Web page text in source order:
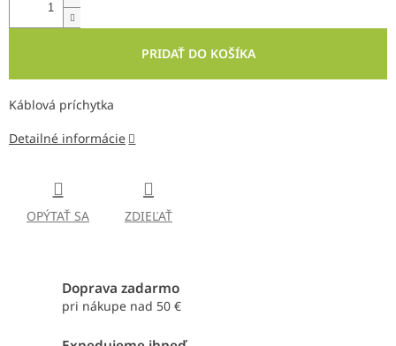
PRIDAŤ DO KOŠÍKA
Káblová príchytka
Detailné informácie
OPÝTAŤ SA ZDIEĽAŤ
Doprava zadarmo
pri nákupe nad 50 €